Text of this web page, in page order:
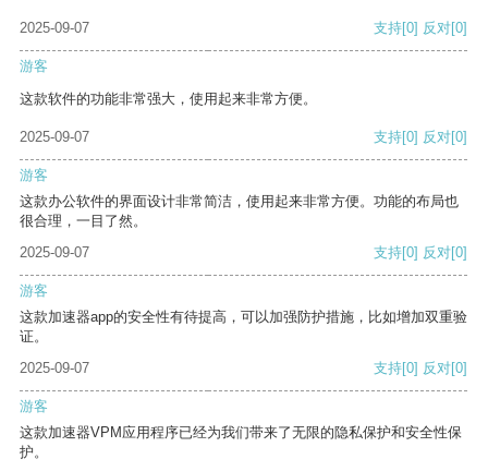
2025-09-07 支持[0] 反对[0]
游客
这款软件的功能非常强大，使用起来非常方便。
2025-09-07 支持[0] 反对[0]
游客
这款办公软件的界面设计非常简洁，使用起来非常方便。功能的布局也
很合理，一目了然。
2025-09-07
支持[0] 反对[0]
游客
这款加速器app的安全性有待提高，可以加强防护措施，比如增加双重验
证。
2025-09-07
支持[0] 反对[0]
游客
这款加速器VPM应用程序已经为我们带来了无限的隐私保护和安全性保
护。